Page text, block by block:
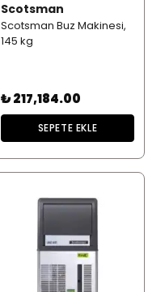
Scotsman
Scotsman Buz Makinesi,
145 kg
₺ 217,184.00
SEPETE EKLE